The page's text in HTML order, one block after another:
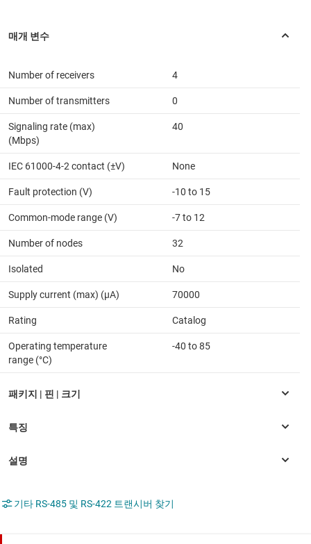
Number of receivers 4
Number of transmitters 0
Signaling rate (max)
(Mbps)
40
IEC 61000-4-2 contact (±V) None
Fault protection (V) -10 to 15
Common-mode range (V) -7 to 12
Number of nodes 32
Isolated No
Supply current (max) (µA) 70000
Rating Catalog
Operating temperature
range (°C)
-40 to 85
기타 RS-485 및 RS-422 트랜시버 찾기